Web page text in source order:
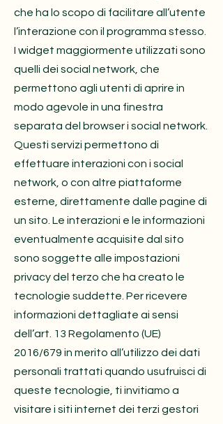
che ha lo scopo di facilitare all’utente
l’interazione con il programma stesso.
I widget maggiormente utilizzati sono
quelli dei social network, che
permettono agli utenti di aprire in
modo agevole in una finestra
separata del browser i social network.
Questi servizi permettono di
effettuare interazioni con i social
network, o con altre piattaforme
esterne, direttamente dalle pagine di
un sito. Le interazioni e le informazioni
eventualmente acquisite dal sito
sono soggette alle impostazioni
privacy del terzo che ha creato le
tecnologie suddette. Per ricevere
informazioni dettagliate ai sensi
dell’art. 13 Regolamento (UE)
2016/679 in merito all’utilizzo dei dati
personali trattati quando usufruisci di
queste tecnologie, ti invitiamo a
visitare i siti internet dei terzi gestori